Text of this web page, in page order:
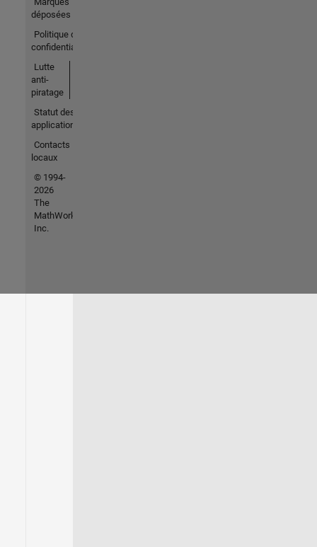
déposées
Politique de
confidentialité
Lutte
anti-
piratage
Statut des
applications
Contacts
locaux
© 1994-
2026
The
MathWorks,
Inc.